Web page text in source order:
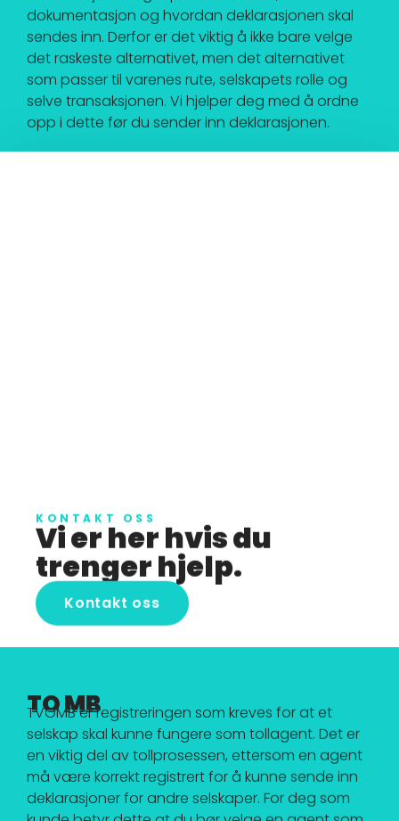
dokumentasjon og hvordan deklarasjonen skal
sendes inn. Derfor er det viktig å ikke bare velge
det raskeste alternativet, men det alternativet
som passer til varenes rute, selskapets rolle og
selve transaksjonen. Vi hjelper deg med å ordne
opp i dette før du sender inn deklarasjonen.
KONTAKT OSS
Vi er her hvis du
trenger hjelp.
Kontakt oss
TO MB
TVOMB er registreringen som kreves for at et
selskap skal kunne fungere som tollagent. Det er
en viktig del av tollprosessen, ettersom en agent
må være korrekt registrert for å kunne sende inn
deklarasjoner for andre selskaper. For deg som